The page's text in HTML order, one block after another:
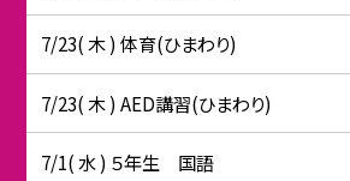
7/23( 木 ) 体育(ひまわり)
7/23( 木 ) AED講習(ひまわり)
7/1( 水 ) ５年生 国語